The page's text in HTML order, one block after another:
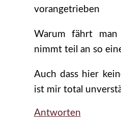
vorangetrieben
Warum fährt
nimmt teil an so
Auch dass hier
ist mir total
Antworten